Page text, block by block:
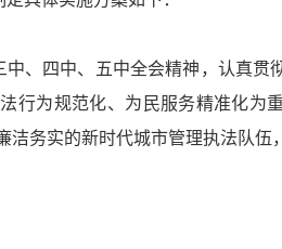
、四中、五中全会精神，认真贯
行为规范化、为民服务精准化为
务实的新时代城市管理执法队伍